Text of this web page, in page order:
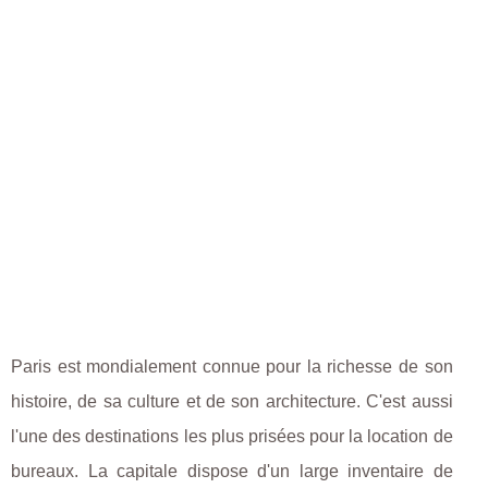
Paris est mondialement connue pour la richesse de son
histoire, de sa culture et de son architecture. C'est aussi
l'une des destinations les plus prisées pour la location de
bureaux. La capitale dispose d'un large inventaire de